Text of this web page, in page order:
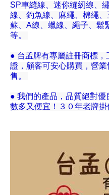
SP車縫線、迷你縫紉線、
線、釣魚線、麻繩、棉繩
蘇、A線、蠟線、繩子、鬆
等。
● 台孟牌有專屬註冊商標
證，顧客可安心購買，營
售。
● 我們的產品，品質絕對
數多又便宜！３０年老牌掛